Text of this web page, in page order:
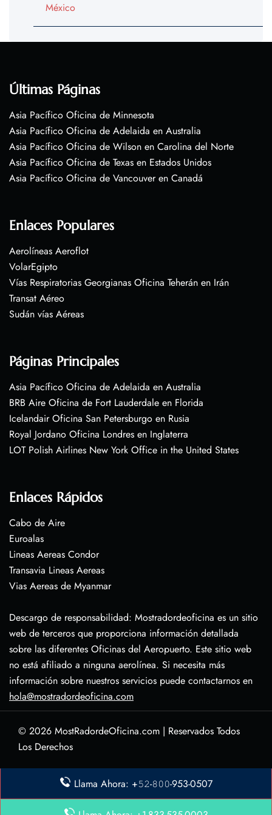
México
Últimas Páginas
Asia Pacífico Oficina de Minnesota
Asia Pacífico Oficina de Adelaida en Australia
Asia Pacífico Oficina de Wilson en Carolina del Norte
Asia Pacífico Oficina de Texas en Estados Unidos
Asia Pacífico Oficina de Vancouver en Canadá
Enlaces Populares
Aerolíneas Aeroflot
VolarEgipto
Vías Respiratorias Georgianas Oficina Teherán en Irán
Transat Aéreo
Sudán vías Aéreas
Páginas Principales
Asia Pacífico Oficina de Adelaida en Australia
BRB Aire Oficina de Fort Lauderdale en Florida
Icelandair Oficina San Petersburgo en Rusia
Royal Jordano Oficina Londres en Inglaterra
LOT Polish Airlines New York Office in the United States
Enlaces Rápidos
Cabo de Aire
Euroalas
Lineas Aereas Condor
Transavia Lineas Aereas
Vias Aereas de Myanmar
Descargo de responsabilidad: Mostradordeoficina es un sitio
web de terceros que proporciona información detallada
sobre las diferentes Oficinas del Aeropuerto. Este sitio web
no está afiliado a ninguna aerolínea. Si necesita más
información sobre nuestros servicios puede contactarnos en
hola@mostradordeoficina.com
© 2026 MostRadordeOficina.com | Reservados Todos
Los Derechos
Sobre Nosotras
Descargo de Responsabilidad
Política de Privacidad
Llama Ahora: +𝟻𝟸-𝟾𝟶𝟶-953-0507